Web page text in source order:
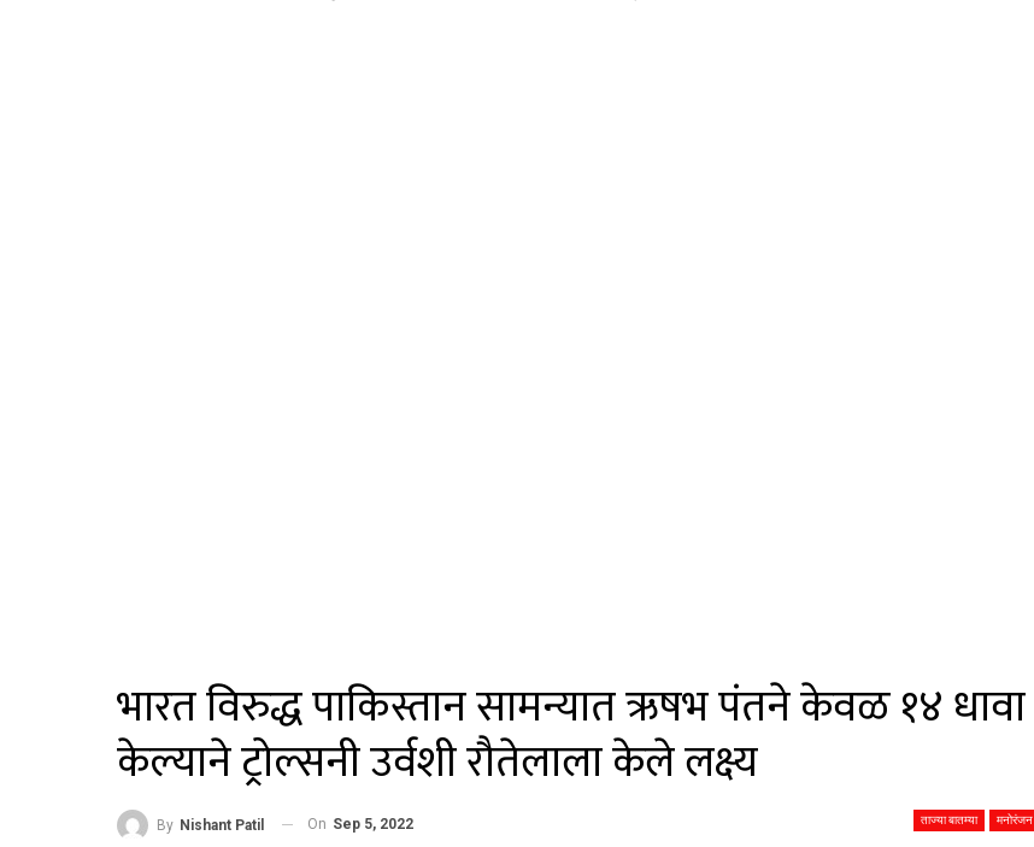
भारत विरुद्ध पाकिस्तान सामन्यात ऋषभ पंतने केवळ १४ धावा
केल्याने ट्रोल्सनी उर्वशी रौतेलाला केले लक्ष्य
ताज्या बातम्या मनोरंजन
By Nishant Patil On Sep 5, 2022